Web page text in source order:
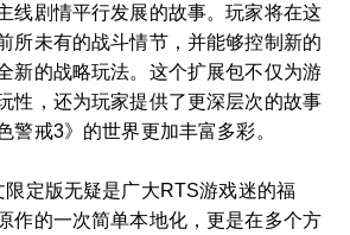
线剧情平行发展的故事。玩家将在这
所未有的战斗情节，并能够控制新的
新的战略玩法。这个扩展包不仅为游
性，还为玩家提供了更深层次的故事
警戒3》的世界更加丰富多彩。
限定版无疑是广大RTS游戏迷的福
作的一次简单本地化，更是在多个方